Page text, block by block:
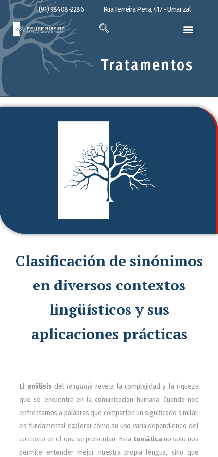
(91) 98408-2286 Rua Ferreira Pena, 417 - Umarizal
Tratamentos
Clasificación de sinónimos
en diversos contextos
lingüísticos y sus
aplicaciones prácticas
El análisis del lenguaje revela la complejidad y la riqueza
que se encuentra en la comunicación humana. Cuando nos
enfrentamos a palabras que comparten un significado similar,
es fundamental explorar cómo su uso varía dependiendo del
contexto en el que se presentan. Esta temáticano solo nos
permite entender mejor nuestra propia lengua, sino que